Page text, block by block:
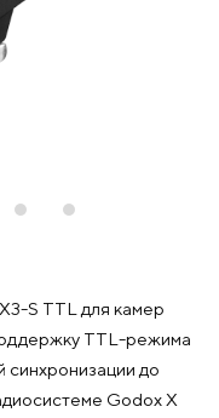
S TTL для камер
TTL-режима
до
Godox X